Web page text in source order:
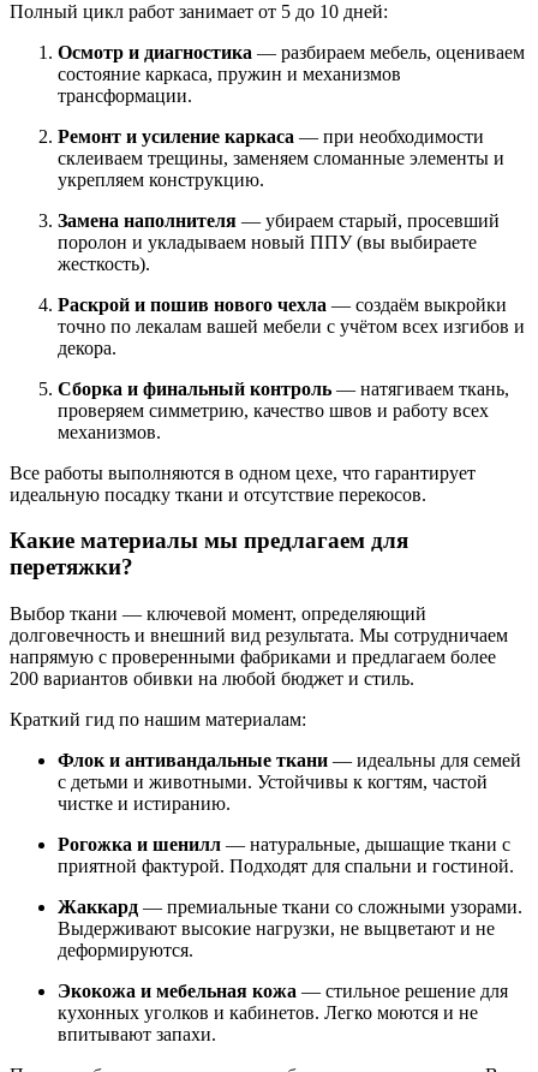
Полный цикл работ занимает от 5 до 10 дней:
Осмотр и диагностика — разбираем мебель, оцениваем
состояние каркаса, пружин и механизмов
трансформации.
Ремонт и усиление каркаса — при необходимости
склеиваем трещины, заменяем сломанные элементы и
укрепляем конструкцию.
Замена наполнителя — убираем старый, просевший
поролон и укладываем новый ППУ (вы выбираете
жесткость).
Раскрой и пошив нового чехла — создаём выкройки
точно по лекалам вашей мебели с учётом всех изгибов и
декора.
Сборка и финальный контроль — натягиваем ткань,
проверяем симметрию, качество швов и работу всех
механизмов.
Все работы выполняются в одном цехе, что гарантирует
идеальную посадку ткани и отсутствие перекосов.
Какие материалы мы предлагаем для
перетяжки?
Выбор ткани — ключевой момент, определяющий
долговечность и внешний вид результата. Мы сотрудничаем
напрямую с проверенными фабриками и предлагаем более
200 вариантов обивки на любой бюджет и стиль.
Краткий гид по нашим материалам:
Флок и антивандальные ткани — идеальны для семей
с детьми и животными. Устойчивы к когтям, частой
чистке и истиранию.
Рогожка и шенилл — натуральные, дышащие ткани с
приятной фактурой. Подходят для спальни и гостиной.
Жаккард — премиальные ткани со сложными узорами.
Выдерживают высокие нагрузки, не выцветают и не
деформируются.
Экокожа и мебельная кожа — стильное решение для
кухонных уголков и кабинетов. Легко моются и не
впитывают запахи.